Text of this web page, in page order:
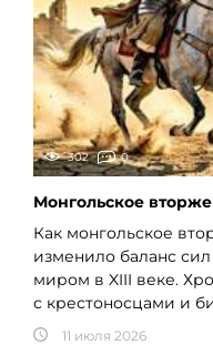
302 0
Монгольское
Как монгольское
изменило баланс
миром в XIII веке.
с крестоносцами и
11 июля 2026